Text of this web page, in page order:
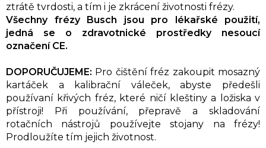
ztrátě tvrdosti, a tím i je zkrácení životnosti frézy.
Všechny frézy Busch jsou pro lékařské použití,
jedná se o zdravotnické prostředky nesoucí
označení CE.
DOPORUČUJEME: Pro čištění fréz zakoupit mosazný
kartáček a kalibrační váleček, abyste předešli
používaní křivých fréz, které ničí kleštiny a ložiska v
přístroji! Při používání, přepravě a skladování
rotačních nástrojů používejte stojany na frézy!
Prodloužíte tím jejich životnost.